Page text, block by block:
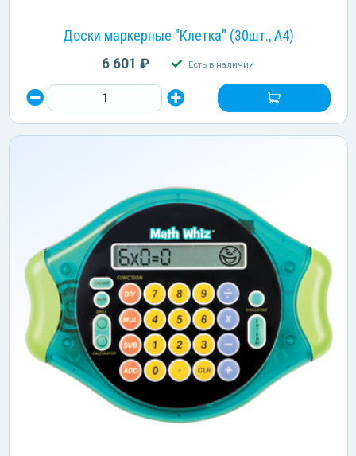
Доски маркерные "Клетка" (30шт., А4)
6 601 ₽ Есть в наличии